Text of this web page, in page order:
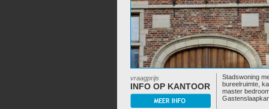
vraagprijs
INFO OP KANTOOR
Stadswoning
bureelruimte,
master